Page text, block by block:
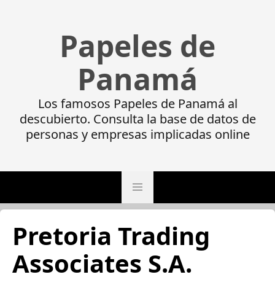
Papeles de
Panamá
Los famosos Papeles de Panamá al
descubierto. Consulta la base de datos de
personas y empresas implicadas online
Pretoria Trading
Associates S.A.